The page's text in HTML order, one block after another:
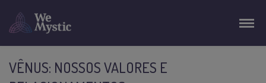
VÊNUS: NOSSOS VALORES E